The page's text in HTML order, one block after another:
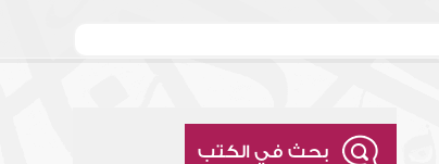
بحث في الكتب